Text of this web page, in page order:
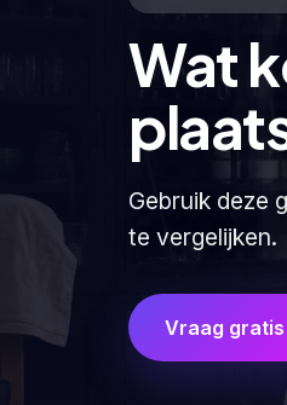
Wat
Gebruik deze
te vergelijken.
Vraag